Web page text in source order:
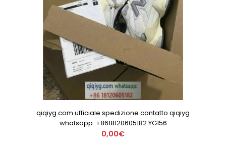
qiqiyg.com ufficiale spedizione contatto qiqiyg
whatsapp :+8618120605182 YG156
0,00€